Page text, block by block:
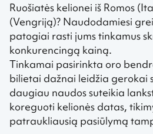
Ruošiatės kelionei iš Romos
(Vengriją)? Naudodamiesi
patogiai rasti jums tinkamus
konkurencingą kainą.
Tinkamai pasirinkta oro
bilietai dažnai leidžia gerokai
daugiau naudos suteikia
koreguoti kelionės datas,
patraukliausią pasiūlymą